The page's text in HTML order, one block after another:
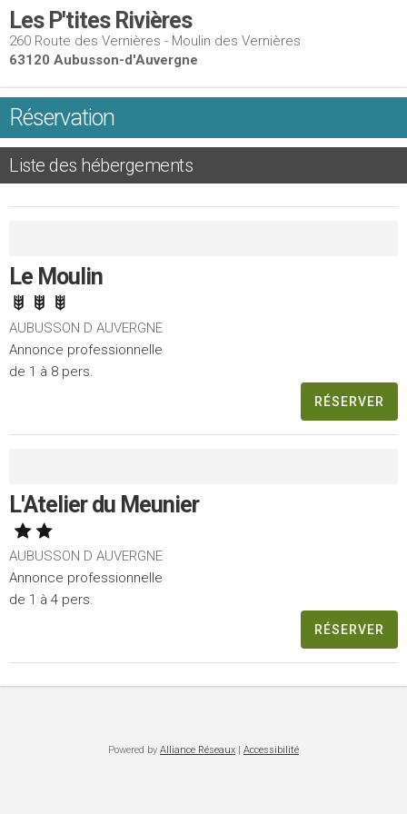
Les P'tites Rivières
260 Route des Vernières - Moulin des Vernières
63120 Aubusson-d'Auvergne
Réservation
Liste des hébergements
Le Moulin
AUBUSSON D AUVERGNE
Annonce professionnelle
de 1 à 8 pers.
RÉSERVER
L'Atelier du Meunier
AUBUSSON D AUVERGNE
Annonce professionnelle
de 1 à 4 pers.
RÉSERVER
Powered by Alliance Réseaux | Accessibilité